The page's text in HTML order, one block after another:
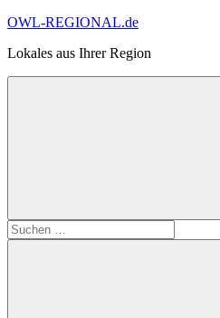
Zum
springen
OWL-REGIONAL.de
Lokales aus Ihrer Region
Suchformular
öffnen
Suchen
nach: